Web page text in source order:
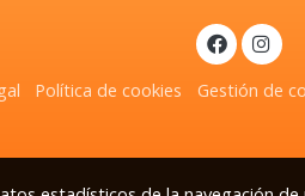
Política de cookies Gestión de